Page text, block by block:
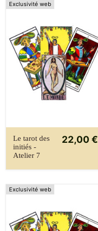
Exclusivité web
Le tarot des
initiés -
Atelier 7
22,00 €
Exclusivité web